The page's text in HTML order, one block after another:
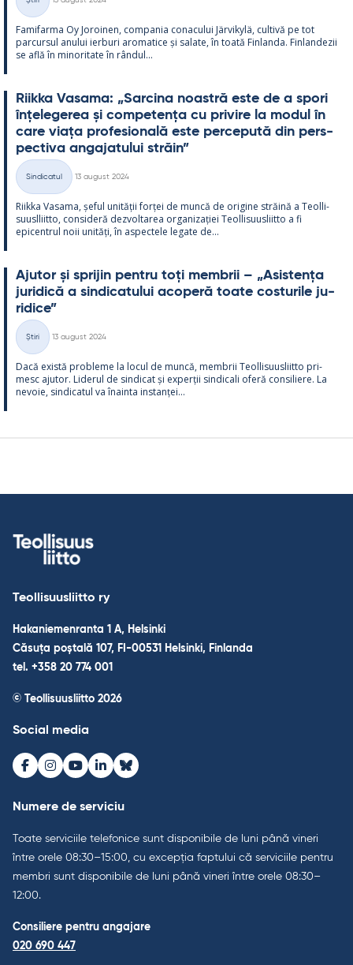
Categorii
Fa­mi­farma Oy Jo­roi­nen, com­pa­nia co­nacu­lui Jär­vi­kylä, cul­tivă pe tot
parcur­sul anu­lui ier­buri aro­ma­tice și sa­late, în toată Fin­landa. Fin­lan­dezii
se află în mi­no­ri­tate în rân­dul...
Riikka Va­sama: „Sarcina noa­stră este de a spori
înțe­le­ge­rea și com­pe­tența cu pri­vire la mo­dul în
care viața pro­fe­sio­nală este perce­pută din pers­
pec­tiva an­ga­ja­tu­lui străin”
Categorii
Sindicatul
13 august 2024
Riikka Va­sama, șe­ful unității forței de muncă de ori­gine străină a Teol­li­
suusl­liitto, con­si­deră dez­vol­ta­rea or­ga­nizației Teol­li­suus­liitto a fi
epicent­rul noii unități, în as­pec­tele le­gate de...
Aju­tor și spri­jin pentru toți mem­brii – „Asis­tența
ju­ri­dică a sin­dica­tu­lui aco­peră toate cos­tu­rile ju­
ri­dice”
Categorii
Știri
13 august 2024
Dacă există probleme la locul de muncă, mem­brii Teol­li­suus­liitto pri­
mesc aju­tor. Li­de­rul de sin­dicat și ex­perții sin­dicali oferă con­si­liere. La
ne­voie, sin­dica­tul va înainta ins­tanței...
Teollisuusliitto ry
Hakaniemenranta 1 A, Helsinki
Căsuța poștală 107, FI-00531 Helsinki, Finlanda
tel. +358 20 774 001
© Teollisuusliitto 2026
Social media
Facebook
Instagram
Youtube
LinkedInBluesky
Numere de serviciu
Toate serviciile telefonice sunt disponibile de luni până vineri
între orele 08:30–15:00, cu excepția faptului că serviciile pentru
membri sunt disponibile de luni până vineri între orele 08:30–
12:00.
Consiliere pentru angajare
020 690 447